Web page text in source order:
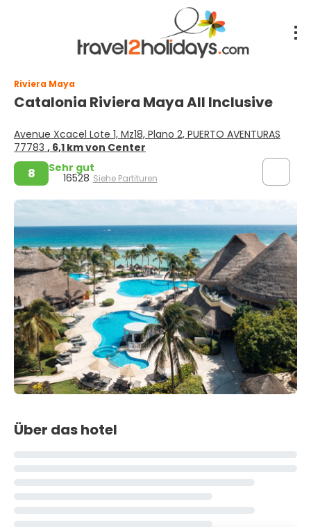
Riviera Maya
Catalonia Riviera Maya All Inclusive
Avenue Xcacel Lote 1, Mz18, Plano 2, PUERTO AVENTURAS
77783 , 6,1 km von Center
8 Sehr gut
16528 Siehe Partituren
Über das hotel